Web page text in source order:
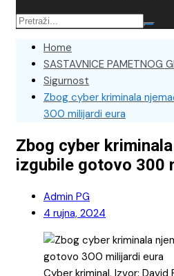
Home
SASTAVNICE PAMETNOG
Sigurnost
Zbog cyber kriminala
300 milijardi eura
Zbog cyber
izgubile gotovo 300
Admin PG
4 rujna, 2024
Cyber kriminal, Izvor: David